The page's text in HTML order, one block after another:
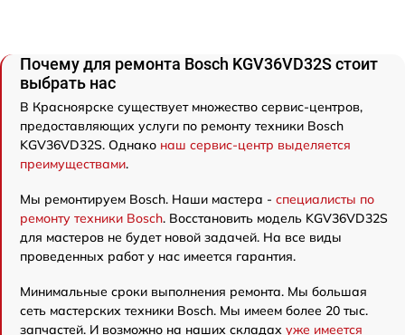
Почему для ремонта Bosch KGV36VD32S стоит
выбрать нас
В Красноярске существует множество сервис-центров,
предоставляющих услуги по ремонту техники Bosch
KGV36VD32S. Однако наш сервис-центр выделяется
преимуществами.
Мы ремонтируем Bosch. Наши мастера - специалисты по
ремонту техники Bosch. Восстановить модель KGV36VD32S
для мастеров не будет новой задачей. На все виды
проведенных работ у нас имеется гарантия.
Минимальные сроки выполнения ремонта. Мы большая
сеть мастерских техники Bosch. Мы имеем более 20 тыс.
запчастей. И возможно на наших складах уже имеется